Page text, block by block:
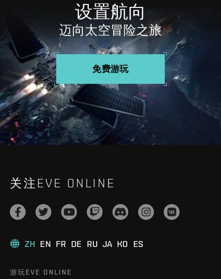
设置航向
迈向太空冒险之旅
免费游玩
关注EVE ONLINE
ZH EN FR DE RU JA KO ES
游玩EVE ONLINE